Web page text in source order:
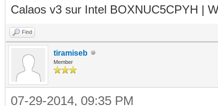
Calaos v3 sur Intel BOXNUC5CPYH |
Find
tiramiseb
Member
07-29-2014, 09:35 PM